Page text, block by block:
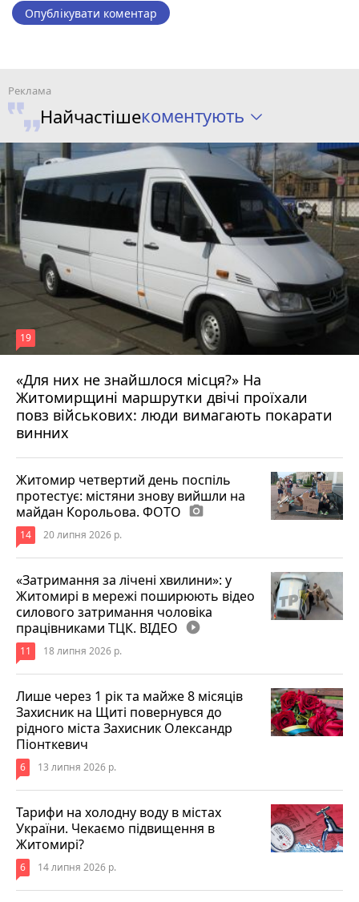
Опублікувати коментар
Найчастішекоментують
«Для них не знайшлося місця?» На
Житомирщині маршрутки двічі проїхали
повз військових: люди вимагають покарати
винних
19
17 липня 2026 р.
Житомир четвертий день поспіль
протестує: містяни знову вийшли на
майдан Корольова. ФОТО photo_camera
14 20 липня 2026 р.
«Затримання за лічені хвилини»: у
Житомирі в мережі поширюють відео
силового затримання чоловіка
працівниками ТЦК. ВІДЕО play_circle_filled
11 18 липня 2026 р.
Лише через 1 рік та майже 8 місяців
Захисник на Щиті повернувся до
рідного міста Захисник Олександр
Піонткевич
6 13 липня 2026 р.
Тарифи на холодну воду в містах
України. Чекаємо підвищення в
Житомирі?
6 14 липня 2026 р.